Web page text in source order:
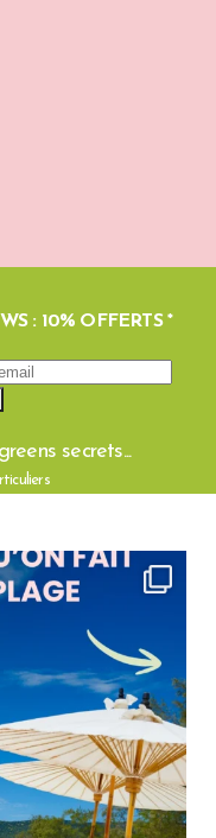
: 10% OFFERTS *
secrets...